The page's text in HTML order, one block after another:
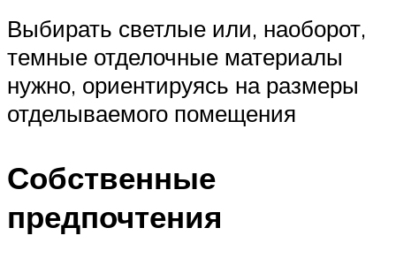
Выбирать светлые или, наоборот,
темные отделочные материалы
нужно, ориентируясь на размеры
отделываемого помещения
Собственные
предпочтения